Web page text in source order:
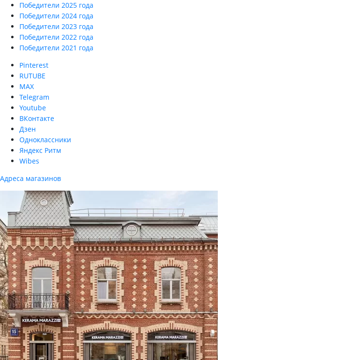
Победители 2025 года
Победители 2024 года
Победители 2023 года
Победители 2022 года
Победители 2021 года
Pinterest
RUTUBE
MAX
Telegram
Youtube
ВКонтакте
Дзен
Одноклассники
Яндекс Ритм
Wibes
Адреса магазинов